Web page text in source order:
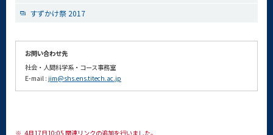
すずかけ祭 2017
お問い合わせ先
社会・人間科学系・コース事務室
E-mail : jim@shs.ens.titech.ac.jp
※ 4月17日10:05 関連リンクの追加を行いました。